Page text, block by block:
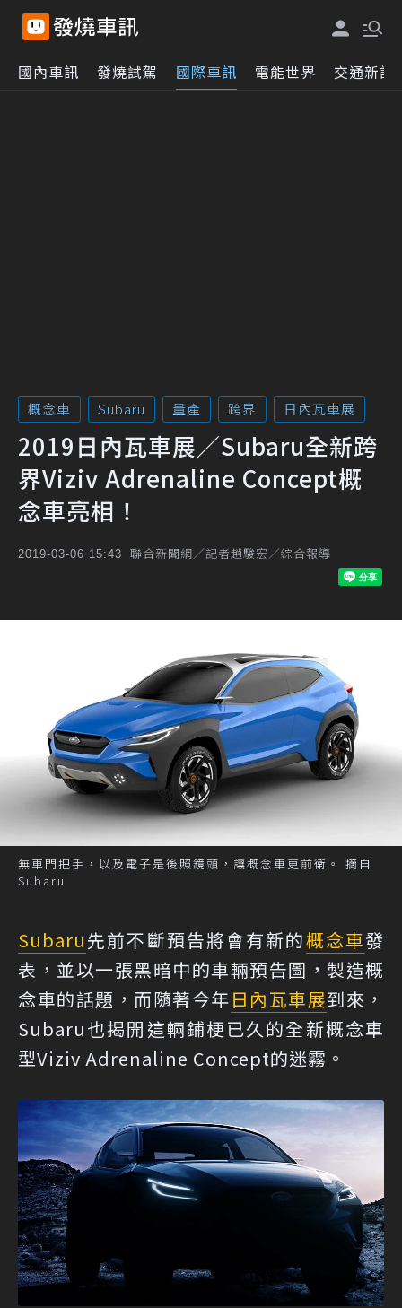
國內車訊 發燒試駕 國際車訊 電能世界 交通新訊
概念車 Subaru 量產 跨界 日內瓦車展
2019日內瓦車展／Subaru全新跨
界Viziv Adrenaline Concept概
念車亮相！
2019-03-06 15:43 聯合新聞網／記者趙駿宏／綜合報導
無車門把手，以及電子是後照鏡頭，讓概念車更前衛。 摘自
Subaru
Subaru先前不斷預告將會有新的概念車發
表，並以一張黑暗中的車輛預告圖，製造概
念車的話題，而隨著今年日內瓦車展到來，
Subaru也揭開這輛鋪梗已久的全新概念車
型Viziv Adrenaline Concept的迷霧。